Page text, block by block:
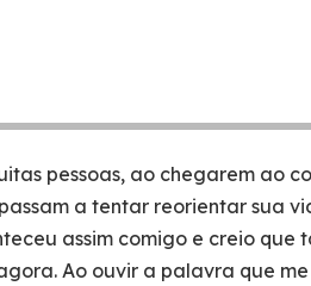
pessoas, ao chegarem ao
a tentar reorientar sua
assim comigo e creio
Ao ouvir a palavra que